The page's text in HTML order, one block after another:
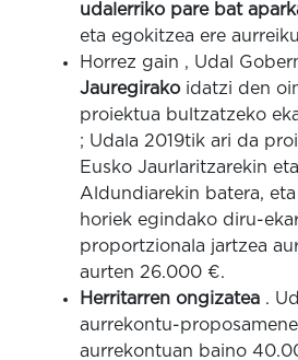
udalerriko pare bat
eta egokitzea ere
Horrez gain , Udal
Jauregirakoidatzi den
proiektua bultzatzeko
; Udala 2019tik ari da
Eusko Jaurlaritzarekin
Aldundiarekin batera,
horiek egindako diru-
proportzionala jartzea
aurten 26.000 €.
Herritarren ongizatea.
aurrekontu-
aurrekontuan baino